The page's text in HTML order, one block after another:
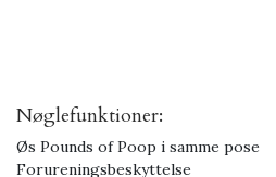
Nøglefunktioner:
Øs Pounds of Poop i samme pose
Forureningsbeskyttelse